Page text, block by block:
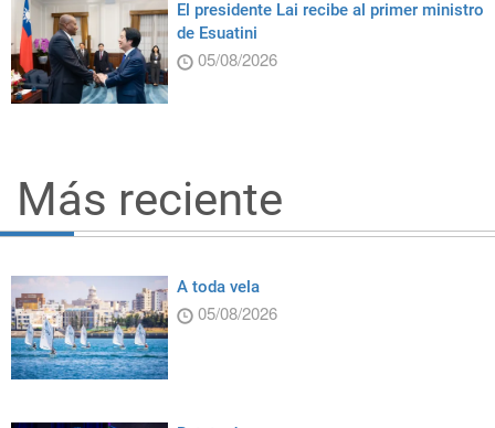
El presidente Lai recibe al primer ministro
de Esuatini
05/08/2026
Más reciente
A toda vela
05/08/2026